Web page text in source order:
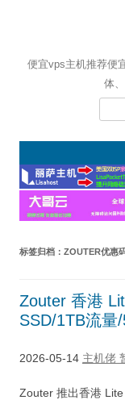
便宜vps主机推荐便
体
搜
标签归档： ZOUTER优惠
Zouter 香港
SSD/1TB流量
2026-05-14 主机佬
Zouter 推出香港